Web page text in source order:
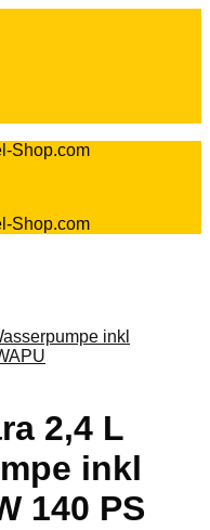
Shop.com
Shop.com
2,4 L
inkl
140 PS